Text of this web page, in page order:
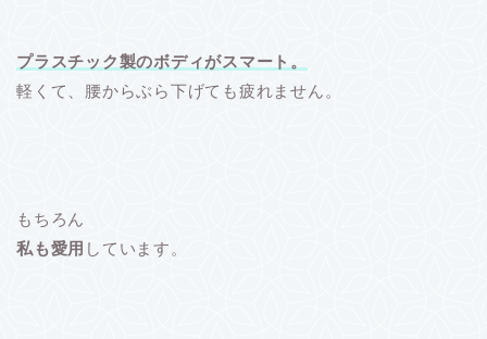
プラスチック製のボディがスマート。
軽くて、腰からぶら下げても疲れません。
もちろん
私も愛用 しています。